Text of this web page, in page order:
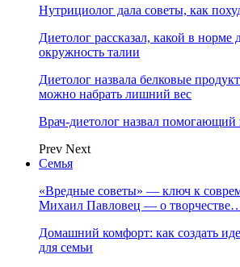
Нутрициолог дала советы, как
Диетолог рассказал, какой в норме
окружность талии
Диетолог назвала белковые
можно набрать лишний вес
Врач-диетолог назвал помогающий
Prev Next
Семья
«Вредные советы» — ключ к
Михаил Павловец — о
Домашний комфорт: как создать
для семьи